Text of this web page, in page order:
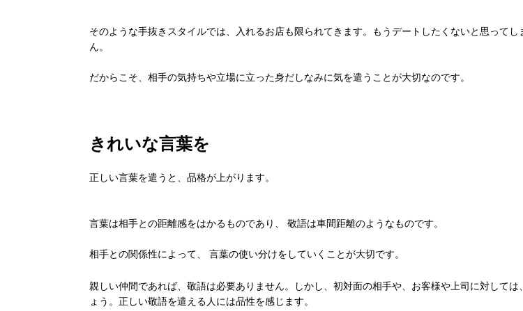
そのような手抜きスタイルでは、入れるお店も限られてきます。もうデートしたくないと思ってし
ん。
だからこそ、相手の気持ちや立場に立った身だしなみに気を遣うことが大切なのです。
きれいな言葉を
正しい言葉を遣うと、品格が上がります。
言葉は相手との距離感をはかるものであり、 敬語は車間距離のようなものです。
相手との関係性によって、 言葉の使い分けをしていくことが大切です。
親しい仲間であれば、敬語は必要ありません。しかし、初対面の相手や、お客様や上司に対しては
ょう。正しい敬語を遣える人には品性を感じます。